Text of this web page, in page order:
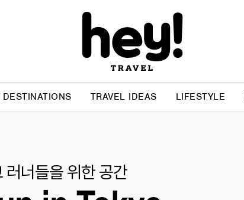
DESTINATIONS TRAVEL IDEAS LIFESTYLE
러너들을 위한 공간